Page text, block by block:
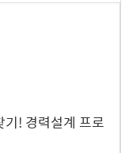
! 경력설계 프로